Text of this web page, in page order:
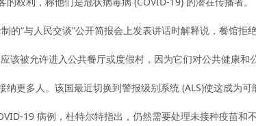
的“与人民交谈”公开简报会上发表讲话时解释说，餐馆拒
该被允许进入公共餐厅或度假村，因为它们对公共健康和
更多人。该国最近切换到警报级别系统 (ALS)使这成为可
19 病例，杜特尔特指出，仍然需要处理未接种疫苗和